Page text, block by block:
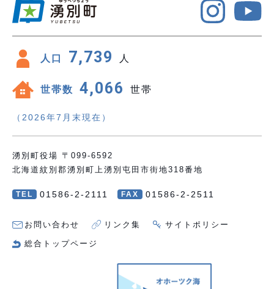
人口 7,739 人
世帯数 4,066 世帯
（2026年7月末現在）
湧別町役場 〒099-6592
北海道紋別郡湧別町上湧別屯田市街地318番地
TEL 01586-2-2111 FAX 01586-2-2511
お問い合わせ リンク集 サイトポリシー
総合トップページ